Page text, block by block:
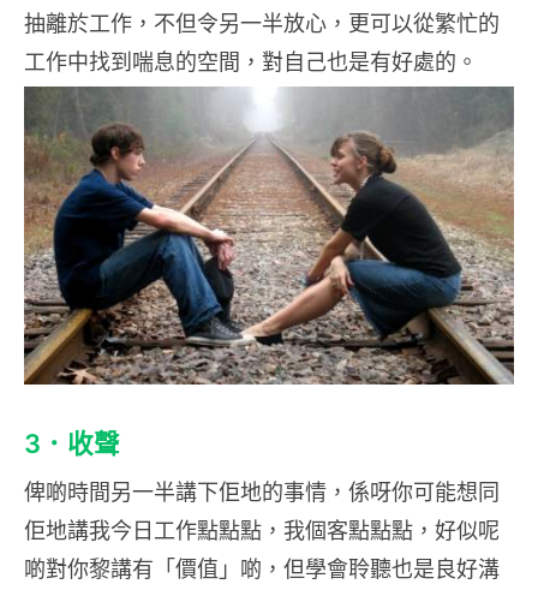
抽離於工作，不但令另一半放心，更可以從繁忙的
工作中找到喘息的空間，對自己也是有好處的。
3．收聲
俾啲時間另一半講下佢地的事情，係呀你可能想同
佢地講我今日工作點點點，我個客點點點，好似呢
啲對你黎講有「價值」啲，但學會聆聽也是良好溝